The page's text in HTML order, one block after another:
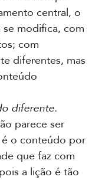
central, o
se modifica, com
com
diferentes, mas
diferente.
parece ser
é o conteúdo por
que faz com
a lição é tão